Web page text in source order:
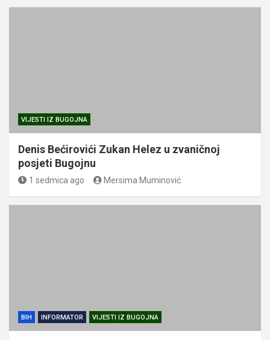
VIJESTI IZ BUGOJNA
Denis Bećirovići Zukan Helez u zvaničnoj
posjeti Bugojnu
1 sedmica ago Mersima Muminović
BIH INFORMATOR VIJESTI IZ BUGOJNA